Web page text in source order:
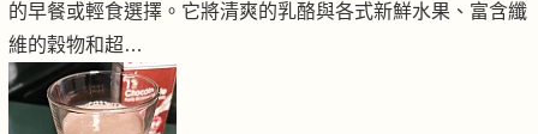
的早餐或輕食選擇。它將清爽的乳酪與各式新鮮水果、富含纖
維的穀物和超…